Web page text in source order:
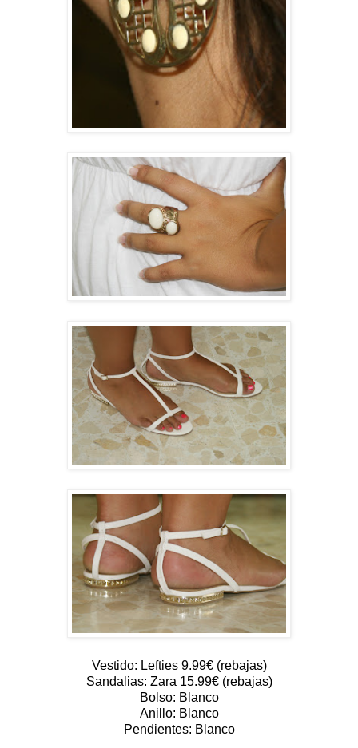
Vestido: Lefties 9.99€ (rebajas)
Sandalias: Zara 15.99€ (rebajas)
Bolso: Blanco
Anillo: Blanco
Pendientes: Blanco